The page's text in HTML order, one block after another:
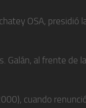
OSA, presidió
al frente de
cuando